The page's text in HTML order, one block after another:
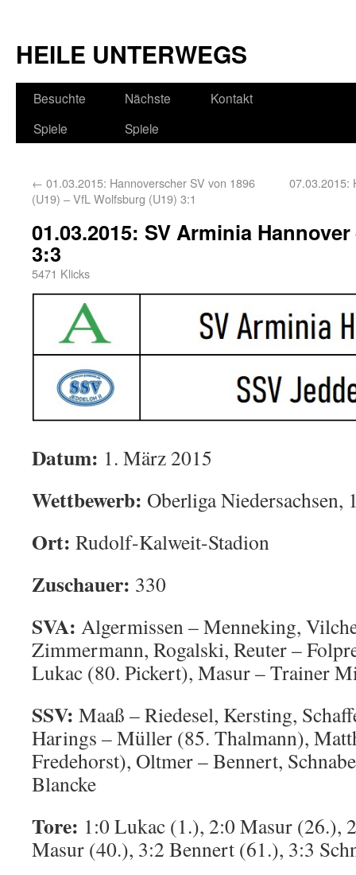
HEILE UNTERWEGS
Besuchte
Spiele
Nächste
Spiele
Kontakt
← 01.03.2015: Hannoverscher SV von 1896
(U19) – VfL Wolfsburg (U19) 3:1
07.03.2015:
01.03.2015: SV Arminia
3:3
5471 Klicks
Datum: 1. März 2015
Wettbewerb: Oberliga Niedersachsen,
Ort: Rudolf-Kalweit-Stadion
Zuschauer: 330
SVA: Algermissen – Menneking,
Zimmermann, Rogalski, Reuter –
Lukac (80. Pickert), Masur – Trainer
SSV: Maaß – Riedesel, Kersting,
Harings – Müller (85. Thalmann),
Fredehorst), Oltmer – Bennert,
Blancke
Tore: 1:0 Lukac (1.), 2:0 Masur (26.),
Masur (40.), 3:2 Bennert (61.), 3:3